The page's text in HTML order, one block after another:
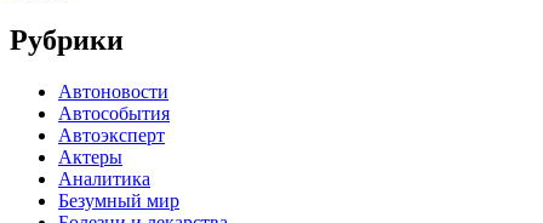
Рубрики
Автоновости
Автособытия
Автоэксперт
Актеры
Аналитика
Безумный мир